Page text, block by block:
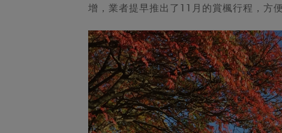
增，業者提早推出了11月的賞楓行程，方